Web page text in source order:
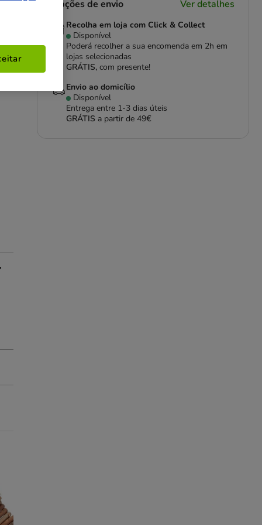
Opções de envio Ver detalhes
Recolha em loja com Click & Collect
Disponível
Poderá recolher a sua encomenda em 2h em
lojas selecionadas
GRÁTIS,com presente!
Envio ao domicílio
Disponível
Entrega entre 1-3 dias úteis
GRÁTIS a partir de 49€